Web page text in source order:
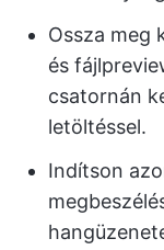
Ossza meg
és
csatornán
letöltéssel.
Indítson